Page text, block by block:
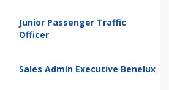
Junior Passenger Traffic
Officer
Sales Admin Executive Benelux